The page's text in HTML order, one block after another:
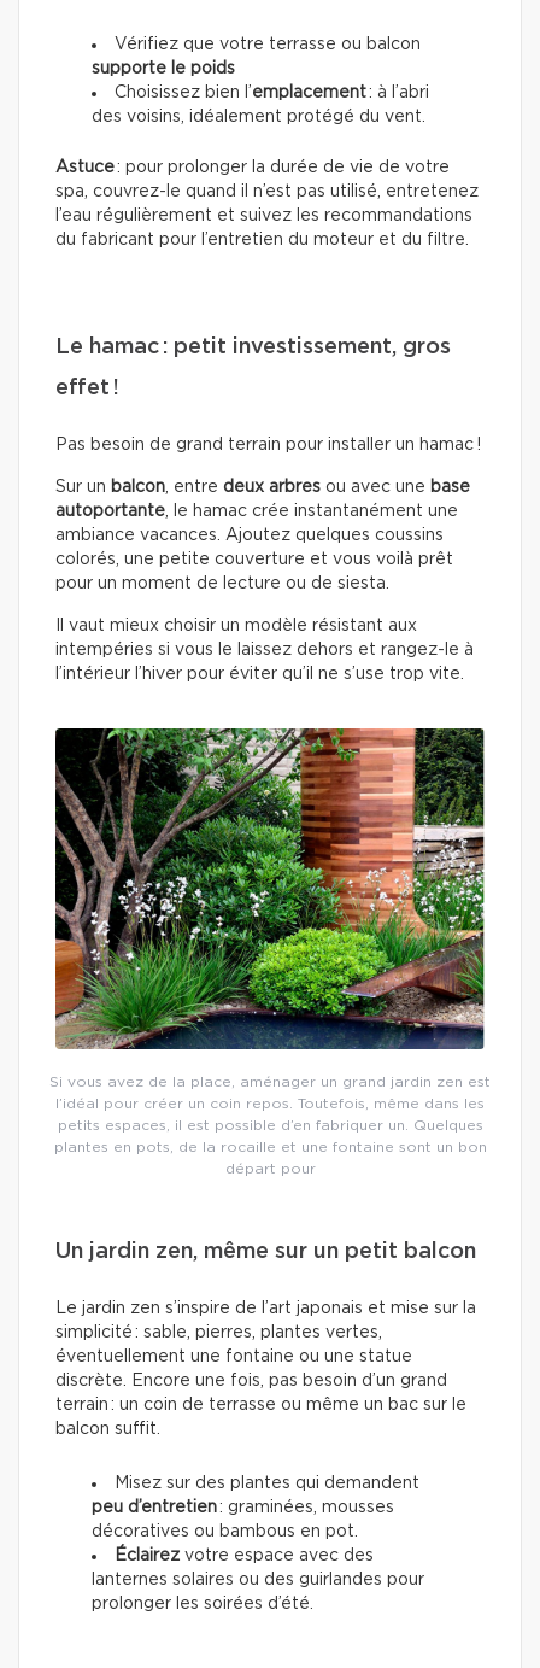
Vérifiez que votre terrasse ou balcon
supporte le poids
Choisissez bien l’emplacement: à l’abri
des voisins, idéalement protégé du vent.
Astuce: pour prolonger la durée de vie de votre
spa, couvrez-le quand il n’est pas utilisé, entretenez
l’eau régulièrement et suivez les recommandations
du fabricant pour l’entretien du moteur et du filtre.
Le hamac : petit investissement, gros
effet !
Pas besoin de grand terrain pour installer un hamac !
Sur un balcon , entre deux arbres ou avec une base
autoportante , le hamac crée instantanément une
ambiance vacances. Ajoutez quelques coussins
colorés, une petite couverture et vous voilà prêt
pour un moment de lecture ou de siesta.
Il vaut mieux choisir un modèle résistant aux
intempéries si vous le laissez dehors et rangez-le à
l’intérieur l’hiver pour éviter qu’il ne s’use trop vite.
Si vous avez de la place, aménager un grand jardin zen est
l’idéal pour créer un coin repos. Toutefois, même dans les
petits espaces, il est possible d’en fabriquer un. Quelques
plantes en pots, de la rocaille et une fontaine sont un bon
départ pour
Un jardin zen, même sur un petit balcon
Le jardin zen s’inspire de l’art japonais et mise sur la
simplicité : sable, pierres, plantes vertes,
éventuellement une fontaine ou une statue
discrète. Encore une fois, pas besoin d’un grand
terrain : un coin de terrasse ou même un bac sur le
balcon suffit.
Misez sur des plantes qui demandent
peu d’entretien: graminées, mousses
décoratives ou bambous en pot.
Éclairez votre espace avec des
lanternes solaires ou des guirlandes pour
prolonger les soirées d’été.